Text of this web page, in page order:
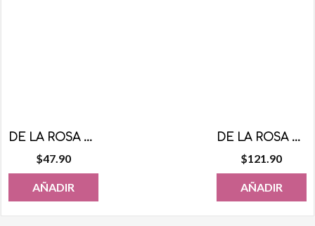
DE LA ROSA MAZAPAN GIGANTE 20 PZS
$121.90
AÑADIR
DE LA ROSA PULPARINDO EXTRA HOT 20 PZS
$47.90
AÑADIR